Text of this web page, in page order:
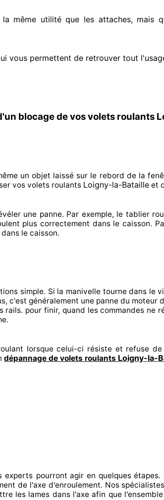
même utilité que les attaches, mais
vous permettent de retrouver tout
blocage de vos volets roulants
un objet laissé sur le rebord de la
vos volets roulants Loigny-la-Bataille et
une panne. Par exemple, le tablier
plus correctement dans le caisson.
dans le caisson.
simple. Si la manivelle tourne dans le
c'est généralement une panne du moteur
rails. pour finir, quand les commandes ne
lorsque celui-ci résiste et refuse
dépannage de volets roulants Loigny-la-
experts pourront agiren quelques
de l'axe d'enroulement. Nos spécialistes
les lames dans l'axe afin que l'ensemble